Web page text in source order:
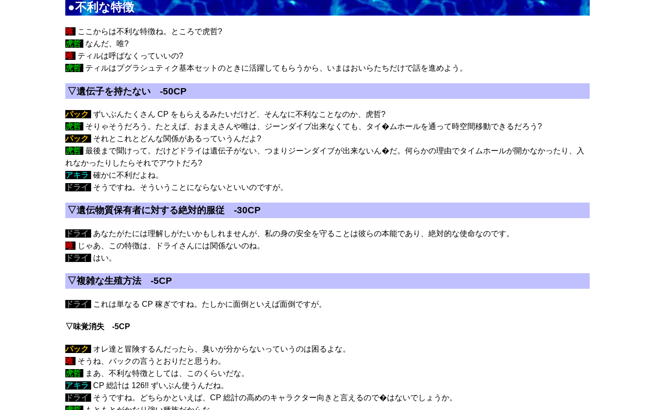
●不利な特徴
唯
ここからは不利な特徴ね。ところで虎哲?
虎哲 なんだ、唯?
唯 ティルは呼ばなくっていいの?
虎哲 ティルはプグラシュティク基本セットのときに活躍してもらうから、いまはおいらたちだけで話を進めよう。
▽遺伝子を持たない -50CP
パック
ずいぶんたくさん CP をもらえるみたいだけど、そんなに不利なことなのか、虎哲?
虎哲 そりゃそうだろう。たとえば、おまえさんや唯は、ジーンダイブ出来なくても、タイ�ムホールを通って時空間移動できるだろう?
パック
それとこれとどんな関係があるっていうんだよ?
虎哲 最後まで聞けって。だけどドライは遺伝子がない、つまりジーンダイブが出来ないん�だ。何らかの理由でタイムホールが開かなかったり、入
れなかったりしたらそれでアウトだろ?
アキラ
確かに不利だよね。
ドライ
そうですね。そういうことにならないといいのですが。
▽遺伝物質保有者に対する絶対的服従 -30CP
ドライ
あなたがたには理解しがたいかもしれませんが、私の身の安全を守ることは彼らの本能であり、絶対的な使命なのです。
唯
じゃあ、この特徴は、ドライさんには関係ないのね。
ドライ
はい。
▽複雑な生殖方法 -5CP
ドライ これは単なる CP 稼ぎですね。たしかに面倒といえば面倒ですが。
▽味覚消失 -5CP
パック
オレ達と冒険するんだったら、臭いが分からないっていうのは困るよな。
唯 そうね、パックの言うとおりだと思うわ。
虎哲
まあ、不利な特徴としては、このくらいだな。
アキラ
CP 総計は 126!! ずいぶん使うんだね。
ドライ
そうですね。どちらかといえば、CP 総計の高めのキャラクター向きと言えるので�はないでしょうか。